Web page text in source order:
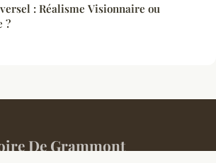
: Réalisme Visionnaire ou
?
De Grammont